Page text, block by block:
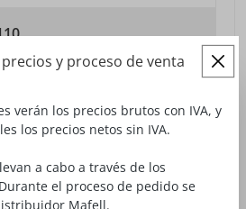
de envío
y proceso de venta
verán los precios brutos con IVA, y
los precios netos sin IVA.
a cabo a través de los
el proceso de pedido se
Mafell.